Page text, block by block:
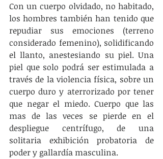
Con un cuerpo olvidado, no habitado,
los hombres también han tenido que
repudiar sus emociones (terreno
considerado femenino), solidificando
el llanto, anestesiando su piel. Una
piel que solo podrá ser estimulada a
través de la violencia física, sobre un
cuerpo duro y aterrorizado por tener
que negar el miedo. Cuerpo que las
mas de las veces se pierde en el
despliegue centrífugo, de una
solitaria exhibición probatoria de
poder y gallardía masculina.